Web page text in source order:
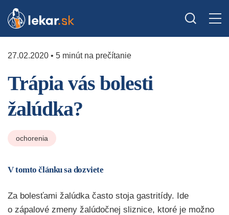
27.02.2020 • 5 minút na prečítanie
Trápia vás bolesti
žalúdka?
ochorenia
V tomto článku sa dozviete
Za bolesťami žalúdka často stoja gastritídy. Ide
o zápalové zmeny žalúdočnej sliznice, ktoré je možno